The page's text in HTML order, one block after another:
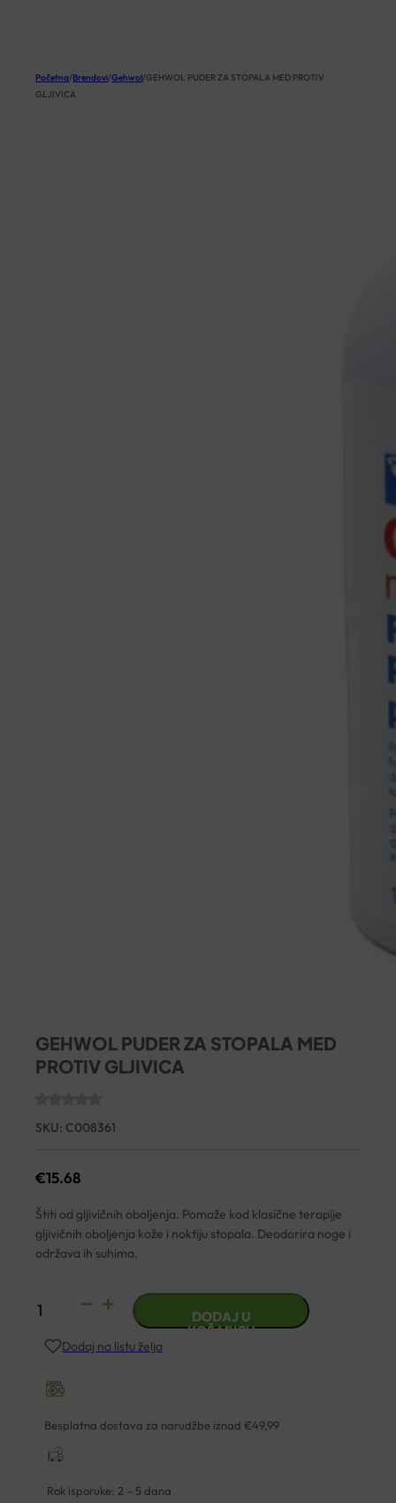
Početna/Brendovi/Gehwol/GEHWOL PUDER ZA STOPALA MED PROTIV
GLJIVICA
GEHWOL PUDER ZA STOPALA MED
PROTIV GLJIVICA
SKU: C008361
€15.68
Štiti od gljivičnih oboljenja. Pomaže kod klasične terapije
gljivičnih oboljenja kože i noktiju stopala. Deodorira noge i
održava ih suhima.
GEHWOL
ZA
MED
PROTIV
količina
DODAJ U
KOŠARICU
Dodaj na listu želja
Besplatna dostava za narudžbe iznad €49,99
Rok isporuke: 2 – 5 dana